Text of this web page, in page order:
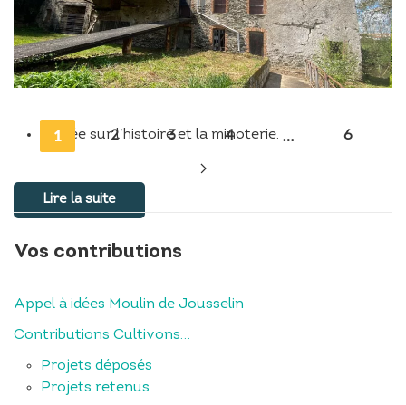
Musée sur l’histoire et la minoterie.
Lire la suite
1 2 3 4 … 6
Vos contributions
Appel à idées Moulin de Jousselin
Contributions Cultivons…
Projets déposés
Projets retenus